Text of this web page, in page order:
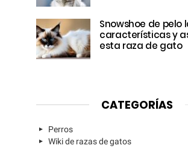
Snowshoe de pelo
características y
esta raza de gato
CATEGORÍAS
Perros
Wiki de razas de gatos